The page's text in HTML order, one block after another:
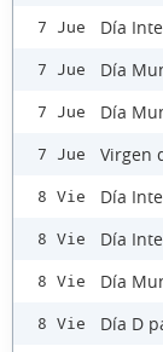
7 Jue Día
7 Jue Día
7 Jue Día
7 Jue Virgen
8 Vie Día
8 Vie Día
8 Vie Día
8 Vie Día D